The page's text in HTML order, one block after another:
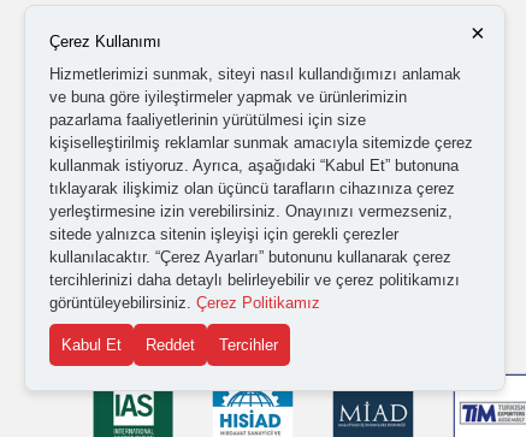
×
Çerez Kullanımı
Hizmetlerimizi sunmak, siteyi nasıl kullandığımızı anlamak
ve buna göre iyileştirmeler yapmak ve ürünlerimizin
pazarlama faaliyetlerinin yürütülmesi için size
kişiselleştirilmiş reklamlar sunmak amacıyla sitemizde çerez
kullanmak istiyoruz. Ayrıca, aşağıdaki “Kabul Et” butonuna
tıklayarak ilişkimiz olan üçüncü tarafların cihazınıza çerez
yerleştirmesine izin verebilirsiniz. Onayınızı vermezseniz,
sitede yalnızca sitenin işleyişi için gerekli çerezler
kullanılacaktır. “Çerez Ayarları” butonunu kullanarak çerez
tercihlerinizi daha detaylı belirleyebilir ve çerez politikamızı
görüntüleyebilirsiniz. Çerez Politikamız
Kabul Et Reddet Tercihler